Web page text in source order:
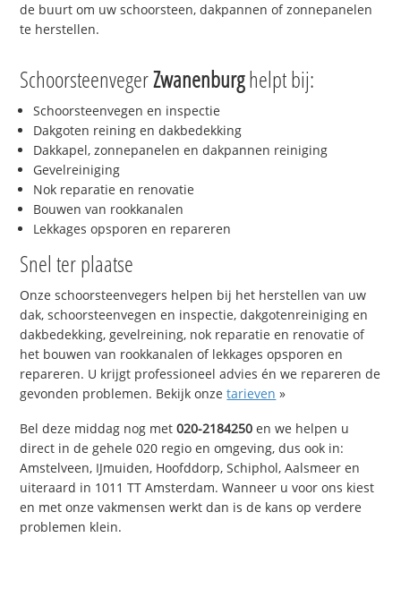
de buurt om uw schoorsteen, dakpannen of zonnepanelen
te herstellen.
SchoorsteenvegerZwanenburghelpt bij:
Schoorsteenvegen en inspectie
Dakgoten reining en dakbedekking
Dakkapel, zonnepanelen en dakpannen reiniging
Gevelreiniging
Nok reparatie en renovatie
Bouwen van rookkanalen
Lekkages opsporen en repareren
Snel ter plaatse
Onze schoorsteenvegers helpen bij het herstellen van uw
dak, schoorsteenvegen en inspectie, dakgotenreiniging en
dakbedekking, gevelreining, nok reparatie en renovatie of
het bouwen van rookkanalen of lekkages opsporen en
repareren. U krijgt professioneel advies én we repareren de
gevonden problemen. Bekijk onzetarieven »
Bel deze middag nog met020-2184250 en we helpen u
direct in de gehele 020 regio en omgeving, dus ook in:
Amstelveen, IJmuiden, Hoofddorp, Schiphol, Aalsmeer en
uiteraard in 1011 TT Amsterdam. Wanneer u voor ons kiest
en met onze vakmensen werkt dan is de kans op verdere
problemen klein.